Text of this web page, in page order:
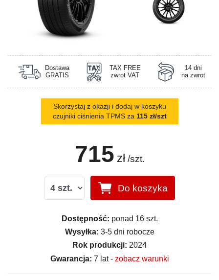
Dostawa
GRATIS
TAX FREE
zwrot VAT
14 dni
na zwrot
Skorzystaj z okazji i dodaj w koszyku
czujniki ciśnienia TPMS za 115 zł/szt
715 zł /szt.
Do koszyka
Dostępność: ponad 16 szt.
Wysyłka: 3-5 dni robocze
Rok produkcji: 2024
Gwarancja: 7 lat - zobacz warunki